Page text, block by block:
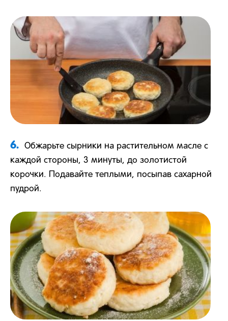
6.
Обжарьте сырники на растительном масле с
каждой стороны, 3 минуты, до золотистой
корочки. Подавайте теплыми, посыпав сахарной
пудрой.